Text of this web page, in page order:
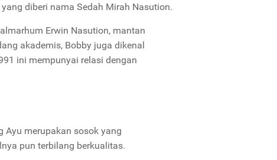
diberi nama Sedah Mirah Nasution.
Erwin Nasution, mantan
akademis, Bobby juga dikenal
ini mempunyai relasi dengan
Ayu merupakan sosok yang
pun terbilang berkualitas.